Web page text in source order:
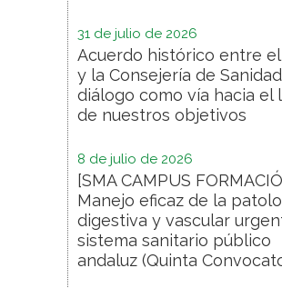
31 de julio de 2026
Acuerdo histórico entre el
y la Consejería de
diálogo como vía hacia el
de nuestros objetivos
8 de julio de 2026
[SMA CAMPUS
Manejo eficaz de la
digestiva y vascular
sistema sanitario público
andaluz (Quinta